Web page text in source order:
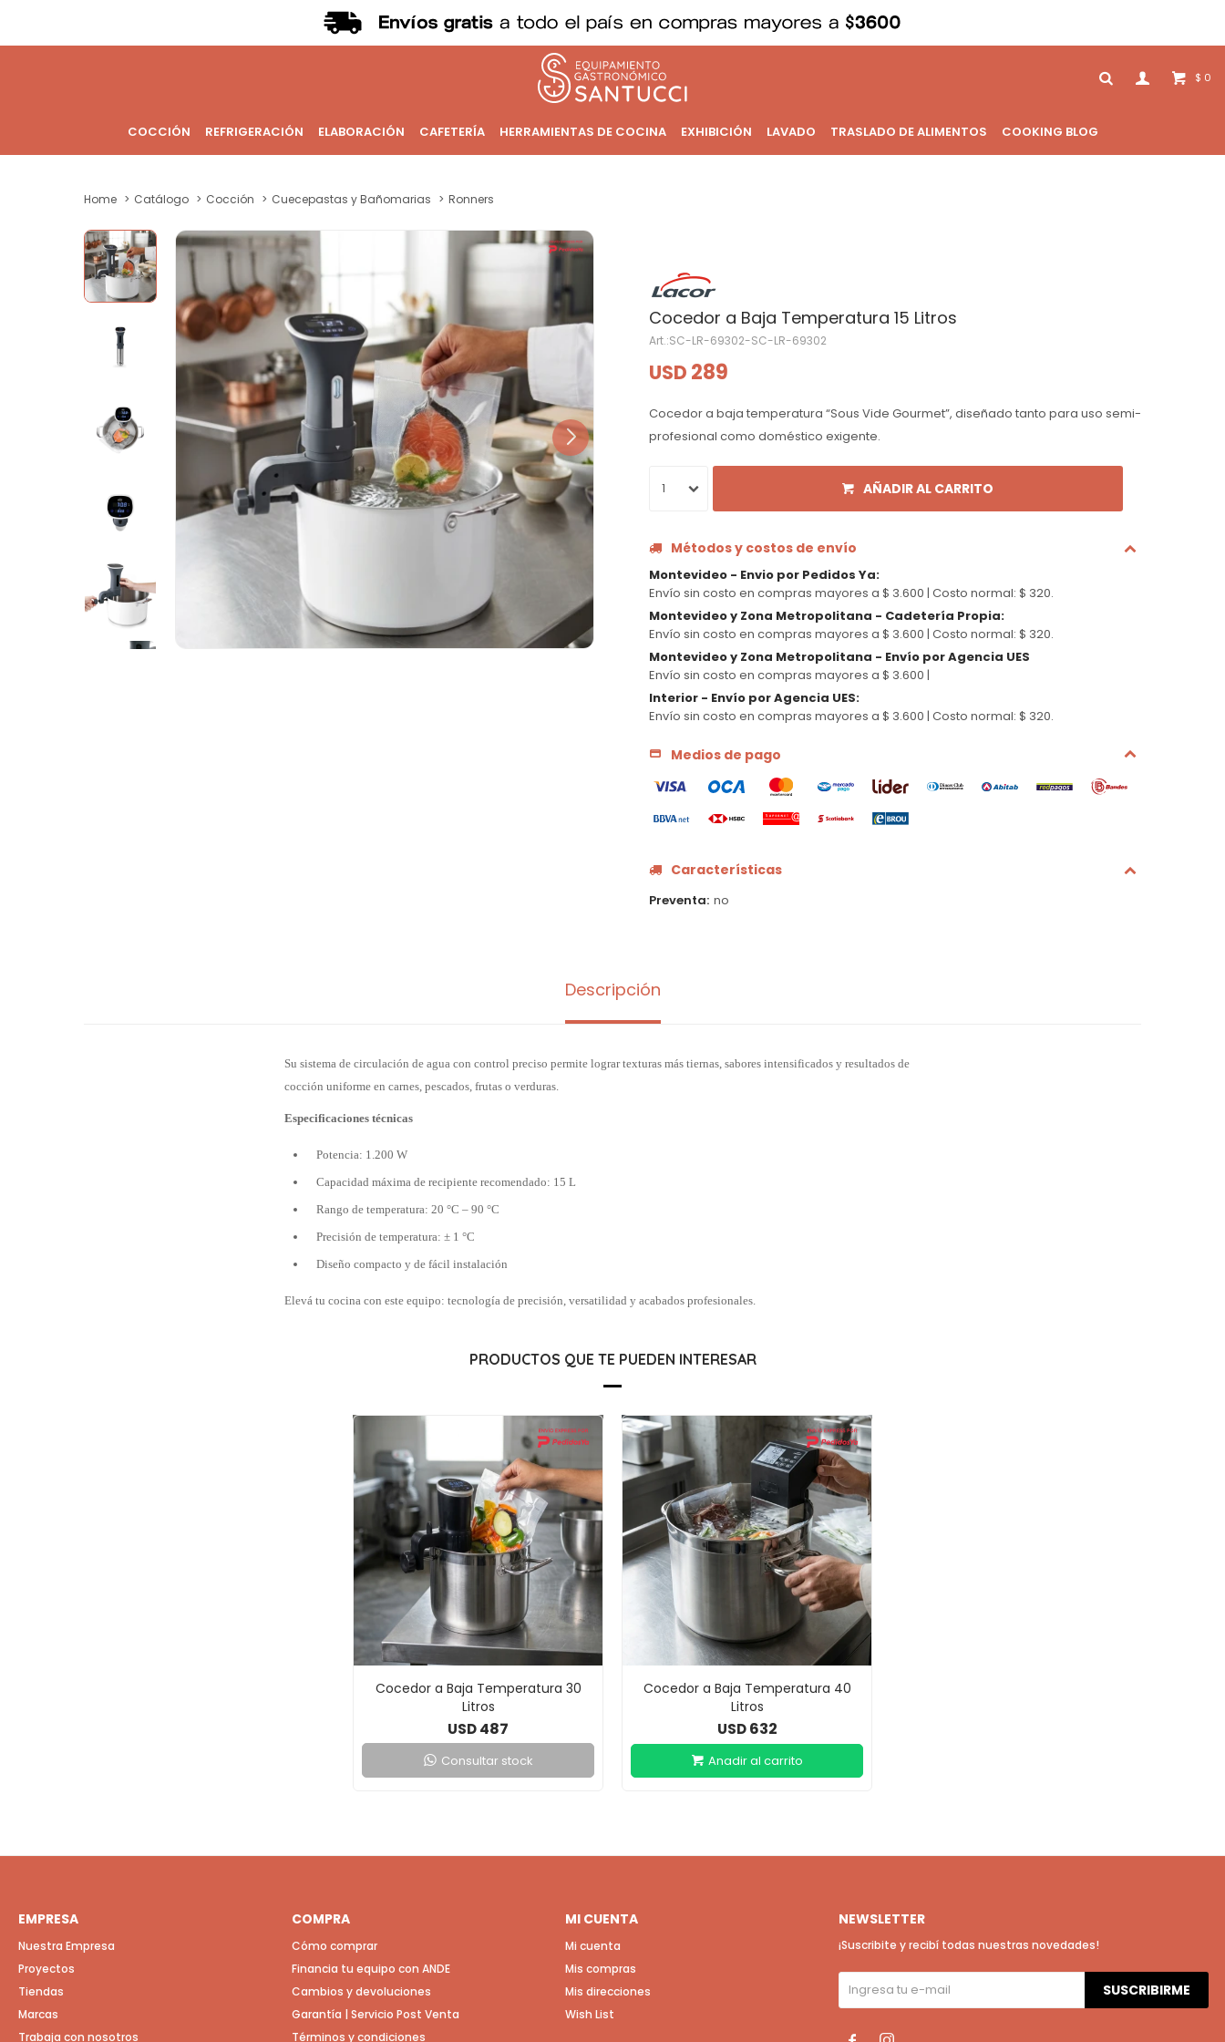
COCCIÓN REFRIGERACIÓN ELABORACIÓN CAFETERÍA HERRAMIENTAS DE COCINA EXHIBICIÓN LAVADO TRASLADO DE ALIMENTOS COOKING BLOG
$ 0
Home Catálogo Cocción Cuecepastas y Bañomarias Ronners
Cocedor a Baja Temperatura 15 Litros
SC-LR-69302-SC-LR-69302
USD 289
Cocedor a baja temperatura “Sous Vide Gourmet”, diseñado tanto para uso semi-
profesional como doméstico exigente.
1 AÑADIR AL CARRITO
Métodos y costos de envío
Montevideo - Envio por Pedidos Ya:
Envío sin costo en compras mayores a $ 3.600 | Costo normal: $ 320.
Montevideo y Zona Metropolitana - Cadetería Propia:
Envío sin costo en compras mayores a $ 3.600 | Costo normal: $ 320.
Montevideo y Zona Metropolitana - Envío por Agencia UES
Envío sin costo en compras mayores a $ 3.600 |
Interior - Envío por Agencia UES:
Envío sin costo en compras mayores a $ 3.600 | Costo normal: $ 320.
Medios de pago
Características
Preventa no
Descripción
Su sistema de circulación de agua con control preciso permite lograr texturas más tiernas, sabores intensificados y resultados de
cocción uniforme en carnes, pescados, frutas o verduras.
Especificaciones técnicas
Potencia: 1.200 W
Capacidad máxima de recipiente recomendado: 15 L
Rango de temperatura: 20 °C – 90 °C
Precisión de temperatura: ± 1 °C
Diseño compacto y de fácil instalación
Elevá tu cocina con este equipo: tecnología de precisión, versatilidad y acabados profesionales.
PRODUCTOS QUE TE PUEDEN INTERESAR
Cocedor a Baja Temperatura 30
Litros
USD487
Consultar stock
Cocedor a Baja Temperatura 40
Litros
USD 632
EMPRESA
Nuestra Empresa
Proyectos
Tiendas
Marcas
Trabaja con nosotros
COMPRA
Cómo comprar
Financia tu equipo con ANDE
Cambios y devoluciones
Garantía | Servicio Post Venta
Términos y condiciones
MI CUENTA
Mi cuenta
Mis compras
Mis direcciones
Wish List
NEWSLETTER
¡Suscribite y recibí todas nuestras novedades!
SUSCRIBIRME